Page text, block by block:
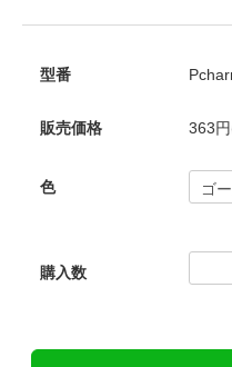
型番
販売価格 363
色
購入数